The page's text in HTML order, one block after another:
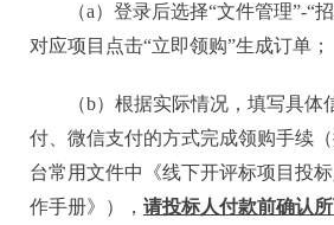
（a）登录后选择“文件管理”-“
对应项目点击“立即领购”生成订单；
（b）根据实际情况，填写具体
付、微信支付的方式完成领购手续
台常用文件中《线下开评标项目投
作手册》）， 请投标人付款前确认